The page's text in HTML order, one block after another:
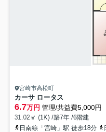
宮崎市高松町
カーサ ロータス
6.7万円 管理/共益費5,000円
31.02㎡ (1K) /築7年 /6階建
日南線「宮崎」駅 徒歩18分